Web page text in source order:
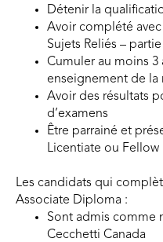
Détenir la
Avoir complété avec
Sujets Reliés – partie
Cumuler au moins 3
enseignement de
Avoir des résultats
d’examens
Être parrainé et
Licentiate ou Fellow
Les candidats qui
Associate Diploma :
Sont admis comme
Cecchetti Canada